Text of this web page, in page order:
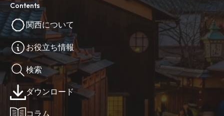
Contents
関西について
お役立ち情報
検索
ダウンロード
コラム